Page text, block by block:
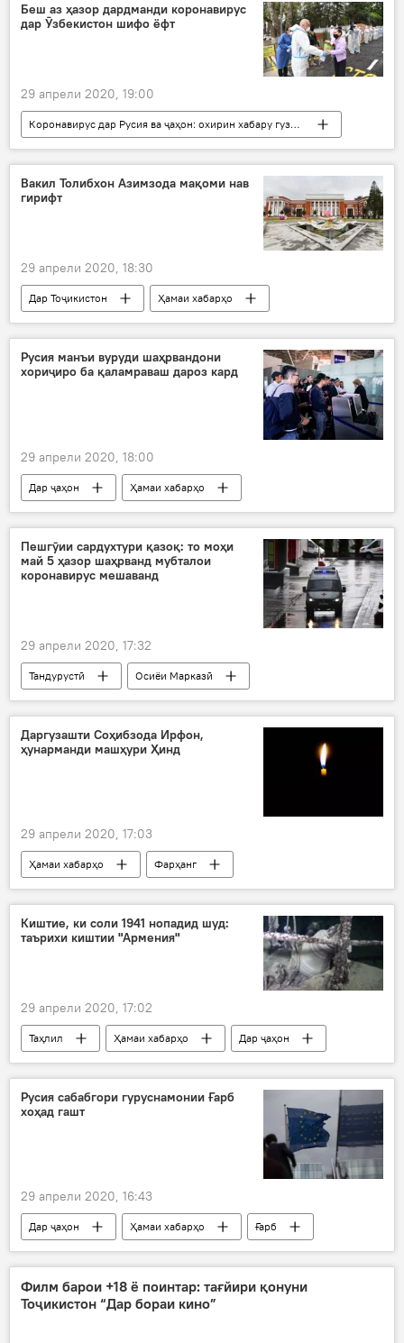
Беш аз ҳазор дардманди коронавирус
дар Ӯзбекистон шифо ёфт
29 апрели 2020, 19:00
Коронавирус дар Русия ва ҷаҳон: охирин хабару гузоришҳо
Ҳамаи хабарҳо
Осиёи Марказӣ
Тандурустӣ
сиҳатӣ
маризон
Ӯзбекистон
Вакил Толибхон Азимзода мақоми нав
гирифт
29 апрели 2020, 18:30
Дар Тоҷикистон Ҳамаи хабарҳо
Русия манъи вуруди шаҳрвандони
хориҷиро ба қаламраваш дароз кард
29 апрели 2020, 18:00
Дар ҷаҳон
Ҳамаи хабарҳо
Муҳоҷират
сарвазир
Ҳукумат
вуруд
Пешгӯии сардухтури қазоқ: то моҳи
май 5 ҳазор шаҳрванд мубталои
коронавирус мешаванд
29 апрели 2020, 17:32
Тандурустӣ
Осиёи Марказӣ
Ҳамаи хабарҳо
Қазоқистон
маризӣ
Даргузашти Соҳибзода Ирфон,
ҳунарманди машҳури Ҳинд
29 апрели 2020, 17:03
Ҳамаи хабарҳо Фарҳанг
Киштие, ки соли 1941 нопадид шуд:
таърихи киштии "Армения"
29 апрели 2020, 17:02
Таҳлил Ҳамаи хабарҳо Дар ҷаҳон
Русия сабабгори гуруснамонии Ғарб
хоҳад гашт
29 апрели 2020, 16:43
Дар ҷаҳон Ҳамаи хабарҳо
Ғарб
гуруснанишинии дубора
бадномкунӣ
Дар Русия
Филм барои +18 ё поинтар: тағйири қонуни
Тоҷикистон “Дар бораи кино”